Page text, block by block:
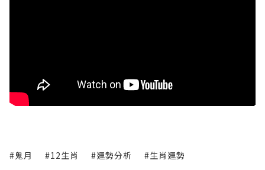
#鬼月 #12生肖 #運勢分析 #生肖運勢